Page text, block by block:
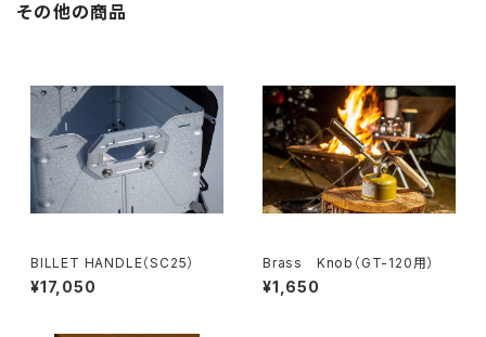
その他の商品
BILLET HANDLE（SC25）
¥17,050
Brass Knob（GT-120用）
¥1,650